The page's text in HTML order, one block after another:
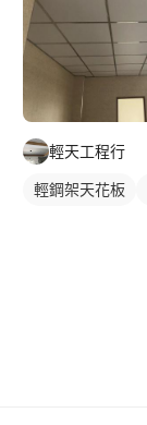
輕天工程行
輕鋼架天花板